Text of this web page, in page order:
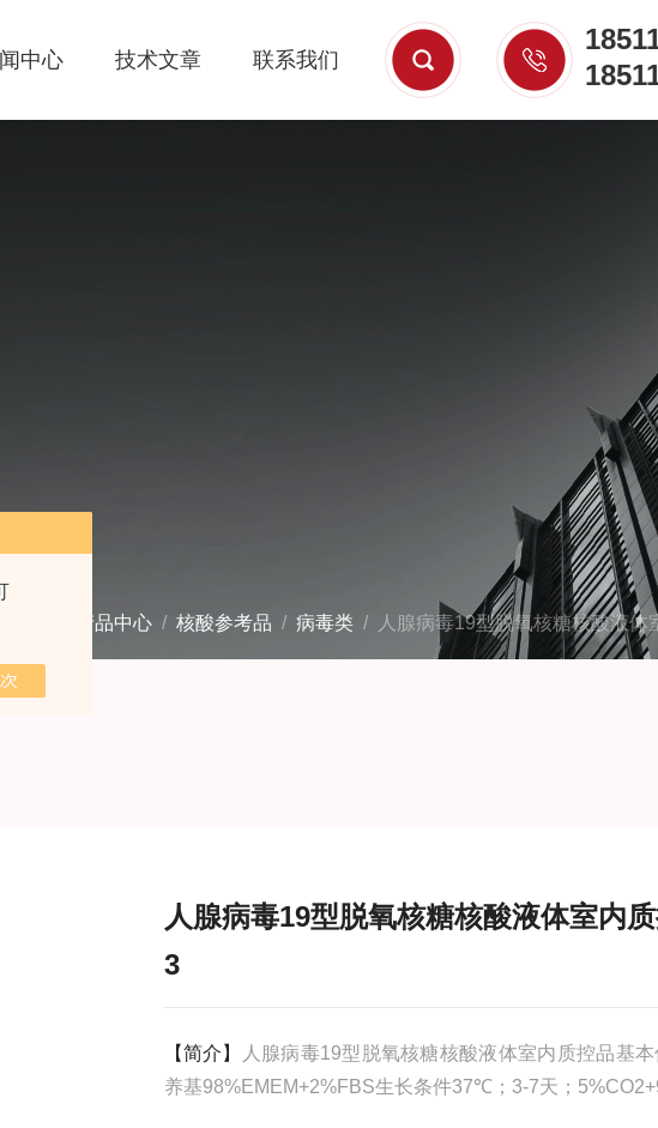
中心 技术文章 联系我们
产品中心 / 核酸参考品 / 病毒类 / 人腺病毒19型脱氧核糖核酸液体
人腺病毒19型脱氧核糖核酸液体室内
3
【简介】
人腺病毒19型脱氧核糖核酸液体室内质控品基
养基98%EMEM+2%FBS生长条件37℃；3-7天；